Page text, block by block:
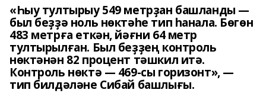
«Һыу тултырыу 549 метрҙан башланды —
был беҙҙә ноль нөктәһе тип һанала. Бөгөн
483 метрға еткән, йәғни 64 метр
тултырылған. Был беҙҙең контроль
нөктәнән 82 процент тәшкил итә.
Контроль нөктә — 469-сы горизонт», —
тип билдәләне Сибай башлығы.